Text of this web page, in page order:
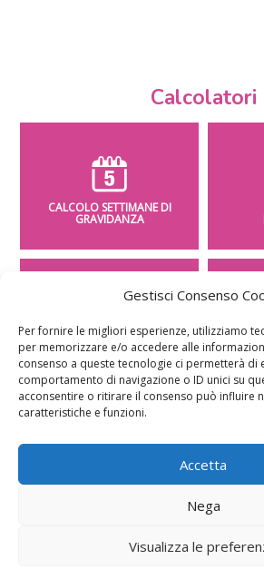
Gestisci Consenso
Per fornire le migliori esperienze, utilizziamo
per memorizzare e/o accedere alle
consenso a queste tecnologie ci permetterà di
comportamento di navigazione o ID unici su
acconsentire o ritirare il consenso può influire
caratteristiche e funzioni.
Accetta
Nega
Visualizza le
Calcolatori
CALCOLO SETTIMANE DI
GRAVIDANZA
CALCOLO
PESO BAMBINO